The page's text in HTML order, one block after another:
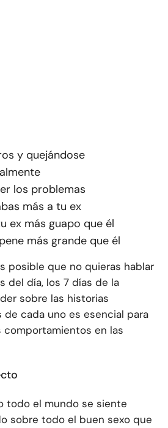
y quejándose
los problemas
más a tu ex
ex más guapo que él
más grande que él
posible que no quieras hablar
del día, los 7 días de la
sobre las historias
de cada uno es esencial para
en las
todo el mundo se siente
sobre todo el buen sexo que